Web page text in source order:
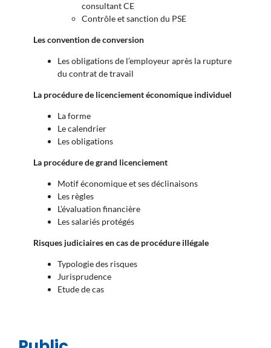
consultant CE
Contrôle et sanction du PSE
Les convention de conversion
Les obligations de l’employeur après la rupture
du contrat de travail
La procédure de licenciement économique individuel
La forme
Le calendrier
Les obligations
La procédure de grand licenciement
Motif économique et ses déclinaisons
Les règles
L’évaluation financière
Les salariés protégés
Risques judiciaires en cas de procédure illégale
Typologie des risques
Jurisprudence
Etude de cas